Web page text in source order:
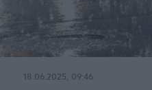
18.06.2025, 09:46